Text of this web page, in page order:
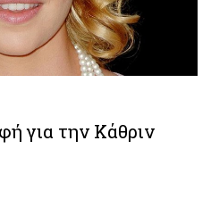
για την Κάθριν